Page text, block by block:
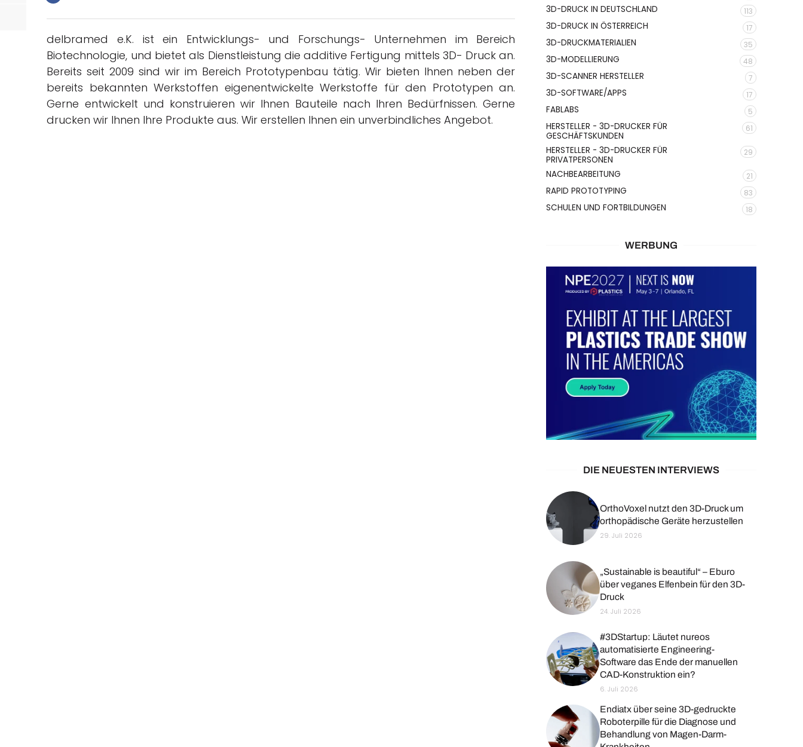
Business
Interviews
Rankings
delbramed e.K. ist ein Entwicklungs- und Forschungs- Unternehmen im Bereich
Biotechnologie, und bietet als Dienstleistung die additive Fertigung mittels 3D- Druck an.
Bereits seit 2009 sind wir im Bereich Prototypenbau tätig. Wir bieten Ihnen neben der
bereits bekannten Werkstoffen eigenentwickelte Werkstoffe für den Prototypen an.
Gerne entwickelt und konstruieren wir Ihnen Bauteile nach Ihren Bedürfnissen. Gerne
drucken wir Ihnen Ihre Produkte aus. Wir erstellen Ihnen ein unverbindliches Angebot.
3D-DRUCK IN DEUTSCHLAND 113
3D-DRUCK IN ÖSTERREICH 17
3D-DRUCKMATERIALIEN 35
3D-MODELLIERUNG 48
3D-SCANNER HERSTELLER 7
3D-SOFTWARE/APPS 17
FABLABS 5
HERSTELLER - 3D-DRUCKER FÜR
GESCHÄFTSKUNDEN
61
HERSTELLER - 3D-DRUCKER FÜR
PRIVATPERSONEN
29
NACHBEARBEITUNG 21
RAPID PROTOTYPING 83
SCHULEN UND FORTBILDUNGEN 18
WERBUNG
DIE NEUESTEN INTERVIEWS
OrthoVoxel nutzt den 3D-Druck um
orthopädische Geräte herzustellen
29. Juli 2026
„Sustainable is beautiful“ – Eburo
über veganes Elfenbein für den 3D-
Druck
24. Juli 2026
#3DStartup: Läutet nureos
automatisierte Engineering-
Software das Ende der manuellen
CAD-Konstruktion ein?
6. Juli 2026
Endiatx über seine 3D-gedruckte
Roboterpille für die Diagnose und
Behandlung von Magen-Darm-